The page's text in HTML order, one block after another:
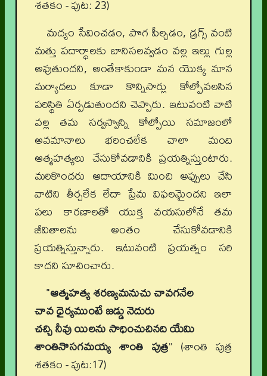
శతకం - పుట: 23)
మద్యం సేవించడం, పొగ పీల్చడం, డ్రగ్స్ వంటి
మత్తు పదార్థాలకు బానిసలవ్వడం వల్ల ఇల్లు గుల్ల
అవుతుందని, అంతేకాకుండా మన యొక్క మాన
మర్యాదలు కూడా కొన్నిసార్లు కోల్పోవలసిన
పరిస్థితి ఏర్పడుతుందని చెప్పారు. ఇటువంటి వాటి
వల్ల తమ సర్వస్వాన్ని కోల్పోయి సమాజంలో
అవమానాలు భరించలేక చాలా మంది
ఆత్మహత్యలు చేసుకోవడానికి ప్రయత్నిస్తుంటారు.
మరికొందరు ఆదాయానికి మించి అప్పులు చేసి
వాటిని తీర్చలేక లేదా ప్రేమ విఫలమైందని ఇలా
పలు కారణాలతో యుక్త వయసులోనే తమ
జీవితాలను అంతం చేసుకోవడానికి
ప్రయత్నిస్తున్నారు. ఇటువంటి ప్రయత్నం సరి
కాదని సూచించారు.
"ఆత్మహత్య శరణ్యమనుచు చావగనేల
చావ ధైర్యముంటే జడ్డు నెదురు
చచ్చి నీవు యిలను సాధించుచినది యేమి
శాంతినొసగమయ్య శాంతి పుత్ర” (శాంతి పుత్ర
శతకం - పుట:17)